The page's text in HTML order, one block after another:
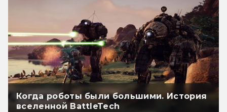
Когда роботы были большими. История
вселенной BattleTech